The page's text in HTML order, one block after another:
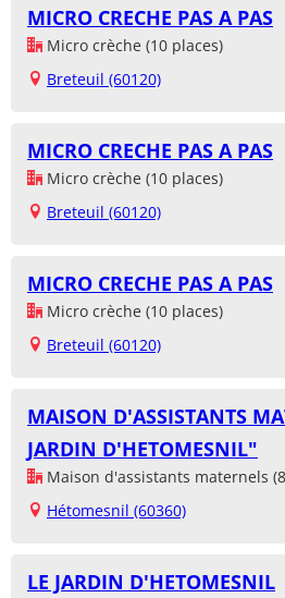
MICRO CRECHE PAS A PAS
Micro crèche (10 places)
Breteuil (60120)
MICRO CRECHE PAS A PAS
Micro crèche (10 places)
Breteuil (60120)
MICRO CRECHE PAS A PAS
Micro crèche (10 places)
Breteuil (60120)
MAISON D'ASSISTANTS
JARDIN D'HETOMESNIL"
Maison d'assistants maternels
Hétomesnil (60360)
LE JARDIN D'HETOMESNIL